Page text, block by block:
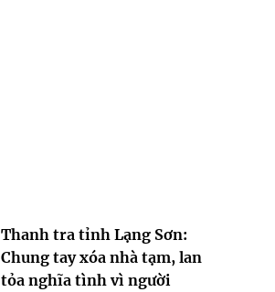
Thanh tra tỉnh Lạng Sơn:
Chung tay xóa nhà tạm, lan
tỏa nghĩa tình vì người